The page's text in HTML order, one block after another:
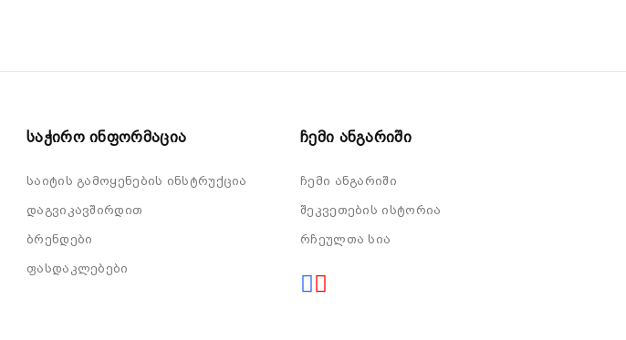
Საჭირო Ინფორმაცია
საიტის გამოყენების ინსტრუქცია
დაგვიკავშირდით
ბრენდები
ფასდაკლებები
Ჩემი Ანგარიში
ჩემი ანგარიში
შეკვეთების ისტორია
რჩეულთა სია